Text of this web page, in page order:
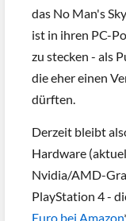
das No Man's
ist in ihren PC-
zu stecken - als
die eher einen
dürften.
Derzeit bleibt
Hardware
Nvidia/AMD-
PlayStation 4 -
Euro bei Amazon